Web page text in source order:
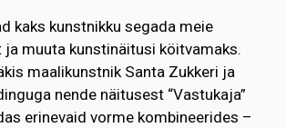
kaks kunstnikku segada meie
muuta kunstinäitusi köitvamaks.
maalikunstnik Santa Zukkeri ja
nende näitusest “Vastukaja”
erinevaid vorme kombineerides –